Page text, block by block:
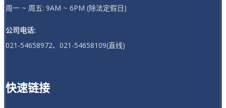
周一 ~ 周五: 9AM ~ 6PM (除法定假日)
公司电话:
021-54658972、021-54658109(直线)
快速链接